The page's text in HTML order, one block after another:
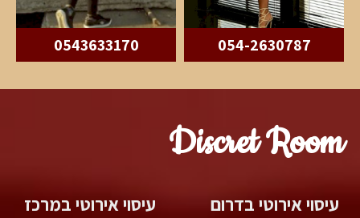
054-2630787
0543633170
Discret Room
עיסוי אירוטי בדרום עיסוי אירוטי במרכז